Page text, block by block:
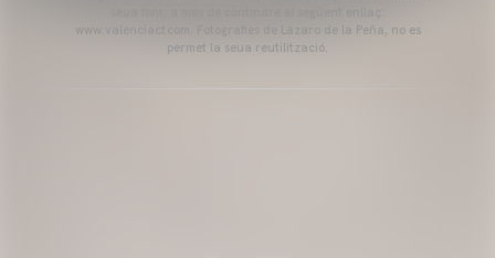
www.valenciacf.com. Fotografies de Lázaro de la Peña, no es
permet la seua reutilització.